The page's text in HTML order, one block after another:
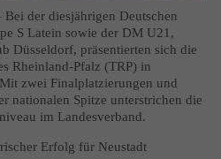
der diesjährigen Deutschen
S Latein sowie der DM U21,
Düsseldorf, präsentierten sich die
Rheinland-Pfalz (TRP) in
zwei Finalplatzierungen und
nationalen Spitze unterstrichen die
im Landesverband.
Erfolg für Neustadt